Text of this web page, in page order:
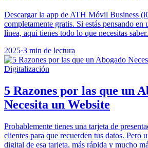
Descargar la app de ATH Móvil Business
completamente gratis. Si estás pensando en
línea, aquí tienes todo lo que necesitas saber.
2025·3 min de lectura
Digitalización
5 Razones por las que un
Necesita un Website
Probablemente tienes una tarjeta de
clientes para que recuerden tus datos. Pero
digital de esa tarjeta, más rápida y mucho